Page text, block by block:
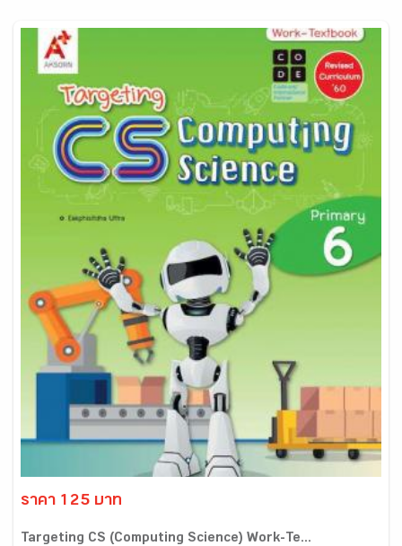
ราคา 125 บาท
Targeting CS (Computing Science) Work-Te...